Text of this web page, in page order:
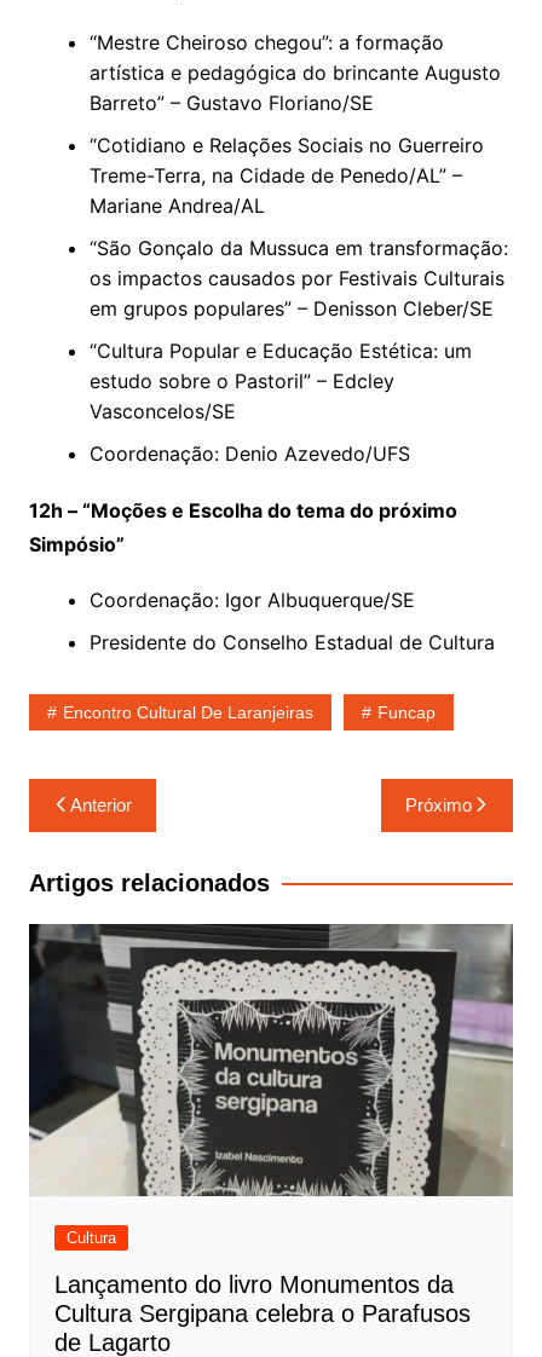
“Mestre Cheiroso chegou”: a formação
artística e pedagógica do brincante Augusto
Barreto” – Gustavo Floriano/SE
“Cotidiano e Relações Sociais no Guerreiro
Treme-Terra, na Cidade de Penedo/AL” –
Mariane Andrea/AL
“São Gonçalo da Mussuca em transformação:
os impactos causados por Festivais Culturais
em grupos populares” – Denisson Cleber/SE
“Cultura Popular e Educação Estética: um
estudo sobre o Pastoril” – Edcley
Vasconcelos/SE
Coordenação: Denio Azevedo/UFS
12h – “Moções e Escolha do tema do próximo
Simpósio”
Coordenação: Igor Albuquerque/SE
Presidente do Conselho Estadual de Cultura
Encontro Cultural De Laranjeiras Funcap
Navegação
de
Post
Anterior Próximo
Artigos relacionados
Cultura
Lançamento do livro Monumentos da
Cultura Sergipana celebra o Parafusos
de Lagarto